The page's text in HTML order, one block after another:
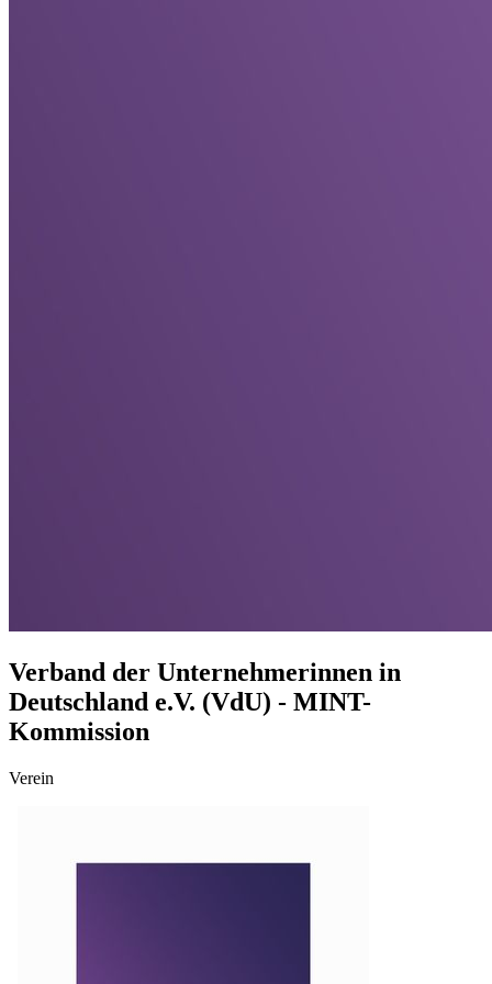
Verband der Unternehmerinnen in
Deutschland e.V. (VdU) - MINT-
Kommission
Verein